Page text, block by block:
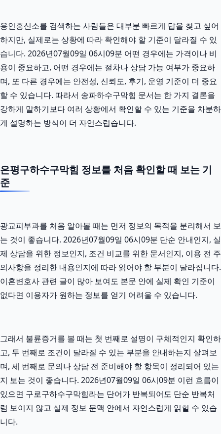
용인흥신소를 검색하는 사람들은 대부분 빠르게 답을 찾고 싶어
하지만, 실제로는 상황에 따라 확인해야 할 기준이 달라질 수 있
습니다. 2026년07월09일 06시09분 어떤 경우에는 가격이나 비
용이 중요하고, 어떤 경우에는 절차나 상담 가능 여부가 중요하
며, 또 다른 경우에는 안전성, 신뢰도, 후기, 운영 기준이 더 중요
할 수 있습니다. 따라서 송파하수구막힘 문서는 한 가지 결론을
강하게 말하기보다 여러 상황에서 확인할 수 있는 기준을 차분하
게 설명하는 방식이 더 자연스럽습니다.
은평구하수구막힘 정보를 처음 확인할 때 보는 기
준
광교피부과를 처음 알아볼 때는 먼저 정보의 목적을 분리해서 보
는 것이 좋습니다. 2026년07월09일 06시09분 단순 안내인지, 실
제 상담을 위한 정보인지, 조건 비교를 위한 문서인지, 이용 전 주
의사항을 정리한 내용인지에 따라 읽어야 할 부분이 달라집니다.
이혼변호사 관련 글이 많아 보여도 본문 안에 실제 확인 기준이
없다면 이용자가 원하는 정보를 얻기 어려울 수 있습니다.
그래서 불륜증거를 볼 때는 첫 번째로 설명이 구체적인지 확인하
고, 두 번째로 조건이 달라질 수 있는 부분을 안내하는지 살펴보
며, 세 번째로 문의나 상담 전 준비해야 할 항목이 정리되어 있는
지 보는 것이 좋습니다. 2026년07월09일 06시09분 이런 흐름이
있으면 구로구하수구막힘라는 단어가 반복되어도 단순 반복처
럼 보이지 않고 실제 정보 문맥 안에서 자연스럽게 읽힐 수 있습
니다.